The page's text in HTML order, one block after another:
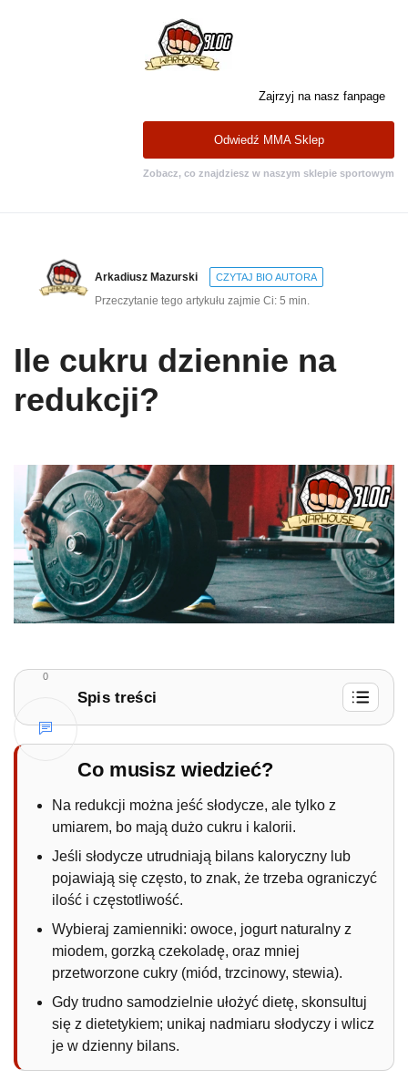
Zajrzyj na nasz fanpage
Odwiedź MMA Sklep
Zobacz, co znajdziesz w naszym sklepie sportowym
Arkadiusz Mazurski CZYTAJ BIO AUTORA
Przeczytanie tego artykułu zajmie Ci: 5 min.
Ile cukru dziennie na
redukcji?
0
Spis treści
1. Czy na redukcji można jeść słodycze?
Co musisz wiedzieć?
Na redukcji można jeść słodycze, ale tylko z
umiarem, bo mają dużo cukru i kalorii.
Jeśli słodycze utrudniają bilans kaloryczny lub
pojawiają się często, to znak, że trzeba ograniczyć
ilość i częstotliwość.
Wybieraj zamienniki: owoce, jogurt naturalny z
miodem, gorzką czekoladę, oraz mniej
przetworzone cukry (miód, trzcinowy, stewia).
Gdy trudno samodzielnie ułożyć dietę, skonsultuj
się z dietetykiem; unikaj nadmiaru słodyczy i wlicz
je w dzienny bilans.